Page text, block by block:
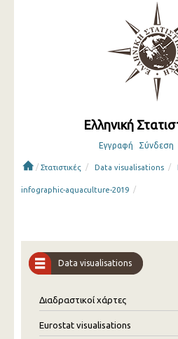
Ελληνική
Εγγραφή Σύνδεση
/ Στατιστικές / Data visualisations /
infographic-aquaculture-2019 /
Data visualisations
Διαδραστικοί χάρτες
Eurostat visualisations